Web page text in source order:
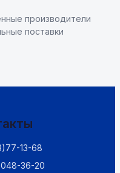
производители
поставки
13-68
36-20